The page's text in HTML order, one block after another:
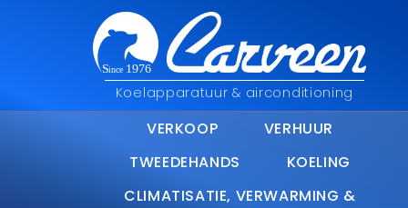
Koelapparatuur & airconditioning
VERKOOP
VERHUUR
TWEEDEHANDS
KOELING
CLIMATISATIE, VERWARMING &